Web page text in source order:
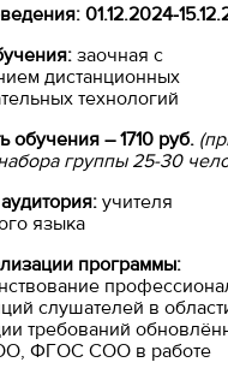
01.12.2024-
заочная с
дистанционных
технологий
обучения – 1710 руб.
группы 25-30
учителя
языка
программы:
слушателей в
требований
ФГОС СОО в работе